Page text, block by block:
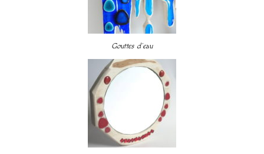
Gouttes d’eau